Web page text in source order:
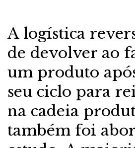
A logística
de devolver ao
um produto
seu ciclo para
na cadeia
também foi